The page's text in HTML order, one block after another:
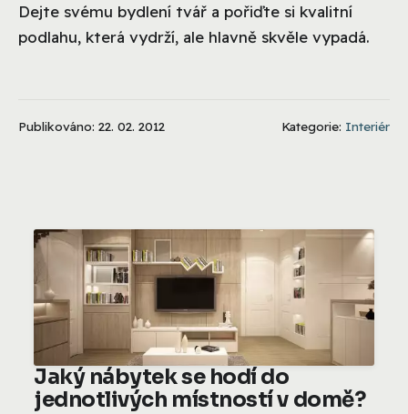
Dejte svému bydlení tvář a pořiďte si kvalitní
podlahu, která vydrží, ale hlavně skvěle vypadá.
Publikováno: 22. 02. 2012 Kategorie: Interiér
Jaký nábytek se hodí do
jednotlivých místností v domě?